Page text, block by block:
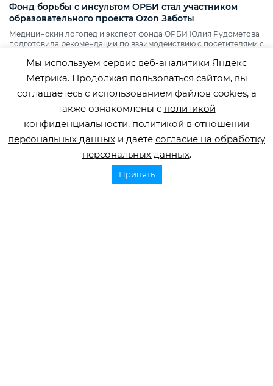
Фонд борьбы с инсультом ОРБИ стал участником
образовательного проекта Ozon Заботы
Медицинский логопед и эксперт фонда ОРБИ Юлия Рудометова
подготовила рекомендации по взаимодействию с посетителями с
Мы используем сервис веб-аналитики Яндекс
Метрика. Продолжая пользоваться сайтом, вы
соглашаетесь с использованием файлов cookies, а
также ознакомлены с политикой
конфиденциальности, политикой в отношении
персональных данных и даете согласие на обработку
персональных данных.
Принять